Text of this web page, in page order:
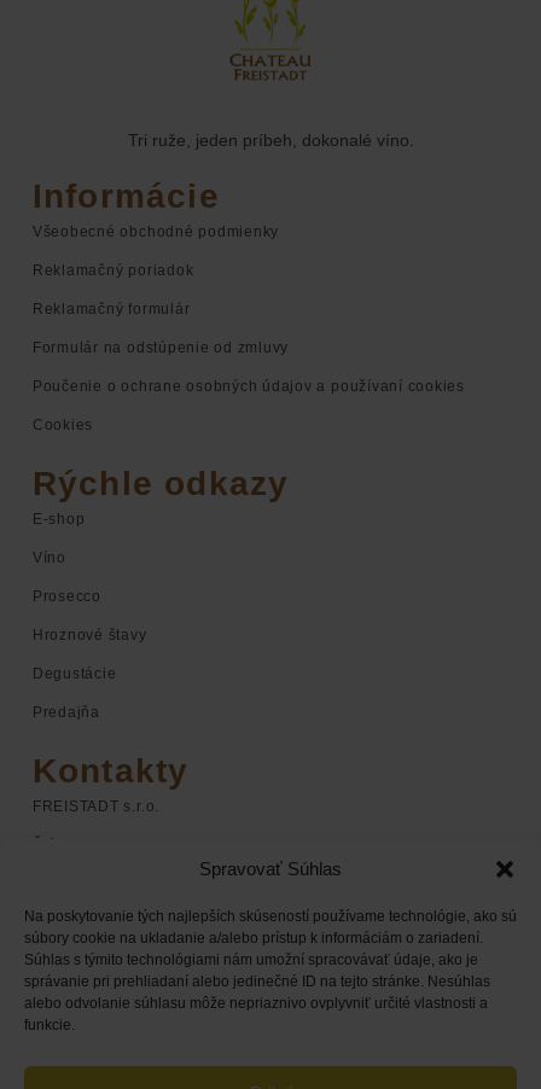
Spravovať Súhlas
Na poskytovanie tých najlepších skúseností používame technológie, ako sú
súbory cookie na ukladanie a/alebo prístup k informáciám o zariadení.
Súhlas s týmito technológiami nám umožní spracovávať údaje, ako je
správanie pri prehliadaní alebo jedinečné ID na tejto stránke. Nesúhlas
alebo odvolanie súhlasu môže nepriaznivo ovplyvniť určité vlastnosti a
funkcie.
Tri ruže, jeden príbeh, dokonalé víno.
Informácie
Všeobecné obchodné podmienky
Reklamačný poriadok
Reklamačný formulár
Formulár na odstúpenie od zmluvy
Poučenie o ochrane osobných údajov a používaní cookies
Cookies
Rýchle odkazy
E-shop
Víno
Prosecco
Hroznové štavy
Degustácie
Predajňa
Kontakty
FREISTADT s.r.o.
+421 948 068 598
+421 948 168 338
obchod@chateaufreistadt.sk